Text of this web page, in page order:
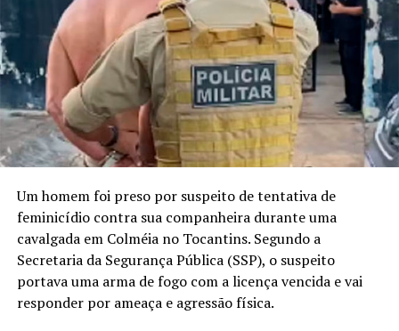
Um homem foi preso por suspeito de tentativa de
feminicídio contra sua companheira durante uma
cavalgada em Colméia no Tocantins. Segundo a
Secretaria da Segurança Pública (SSP), o suspeito
portava uma arma de fogo com a licença vencida e vai
responder por ameaça e agressão física.